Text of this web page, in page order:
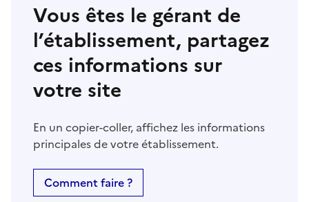
Vous êtes le gérant de
l’établissement, partagez
ces informations sur
votre site
En un copier-coller, affichez les informations
principales de votre établissement.
Comment faire ?